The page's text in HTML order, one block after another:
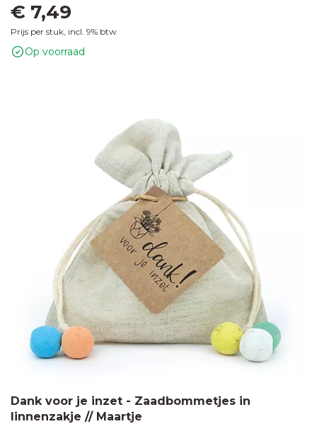
€ 7,49
Prijs per stuk, incl. 9% btw
Op voorraad
Dank voor je inzet - Zaadbommetjes in
linnenzakje // Maartje